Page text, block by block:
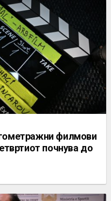
филмови
почнува до